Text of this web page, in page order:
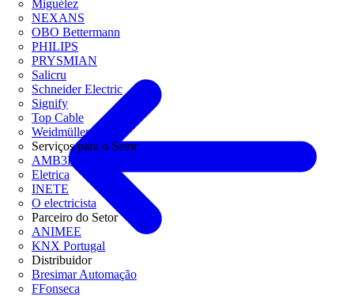
Miguélez
NEXANS
OBO Bettermann
PHILIPS
PRYSMIAN
Salicru
Schneider Electric
Signify
Top Cable
Weidmüller
Serviços para o Setor
AMB3E
Eletrica
INETE
O electricista
Parceiro do Setor
ANIMEE
KNX Portugal
Distribuidor
Bresimar Automação
FFonseca